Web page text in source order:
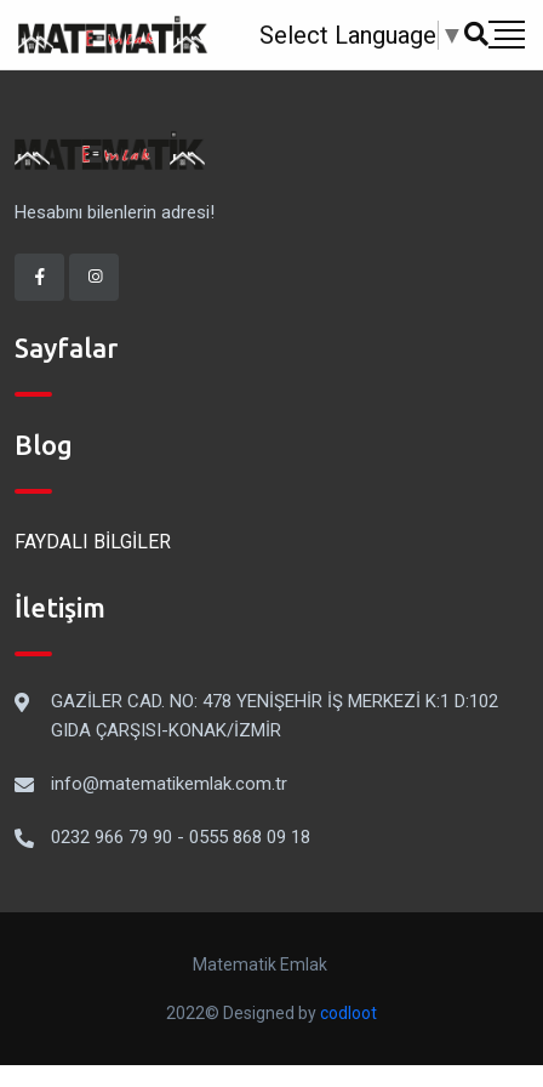
Select Language ▼
Hesabını bilenlerin adresi!
Sayfalar
Blog
FAYDALI BİLGİLER
İletişim
GAZİLER CAD. NO: 478 YENİŞEHİR İŞ MERKEZİ K:1 D:102
GIDA ÇARŞISI-KONAK/İZMİR
info@matematikemlak.com.tr
0232 966 79 90 - 0555 868 09 18
Matematik Emlak
2022© Designed bycodloot